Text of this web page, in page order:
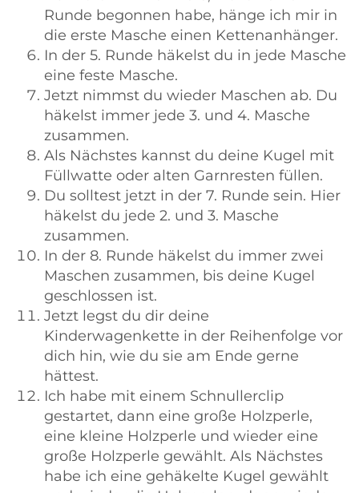
Runde begonnen habe, hänge ich mir in
die erste Masche einen Kettenanhänger.
In der 5. Runde häkelst du in jede Masche
eine feste Masche.
Jetzt nimmst du wieder Maschen ab. Du
häkelst immer jede 3. und 4. Masche
zusammen.
Als Nächstes kannst du deine Kugel mit
Füllwatte oder alten Garnresten füllen.
Du solltest jetzt in der 7. Runde sein. Hier
häkelst du jede 2. und 3. Masche
zusammen.
In der 8. Runde häkelst du immer zwei
Maschen zusammen, bis deine Kugel
geschlossen ist.
Jetzt legst du dir deine
Kinderwagenkette in der Reihenfolge vor
dich hin, wie du sie am Ende gerne
hättest.
Ich habe mit einem Schnullerclip
gestartet, dann eine große Holzperle,
eine kleine Holzperle und wieder eine
große Holzperle gewählt. Als Nächstes
habe ich eine gehäkelte Kugel gewählt